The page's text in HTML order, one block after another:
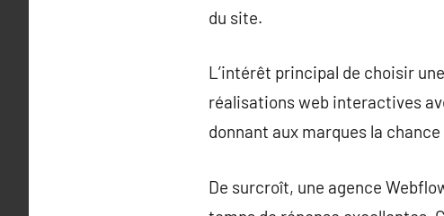
du site.
L’intérêt principal de choisir
réalisations web interactives
donnant aux marques la
De surcroît, une agence